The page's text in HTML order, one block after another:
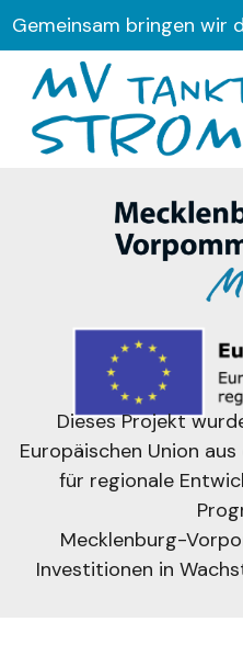
Gemeinsam bringen wir
Dieses Projekt
Europäischen Union
für regionale
Mecklenburg-
Investitionen in